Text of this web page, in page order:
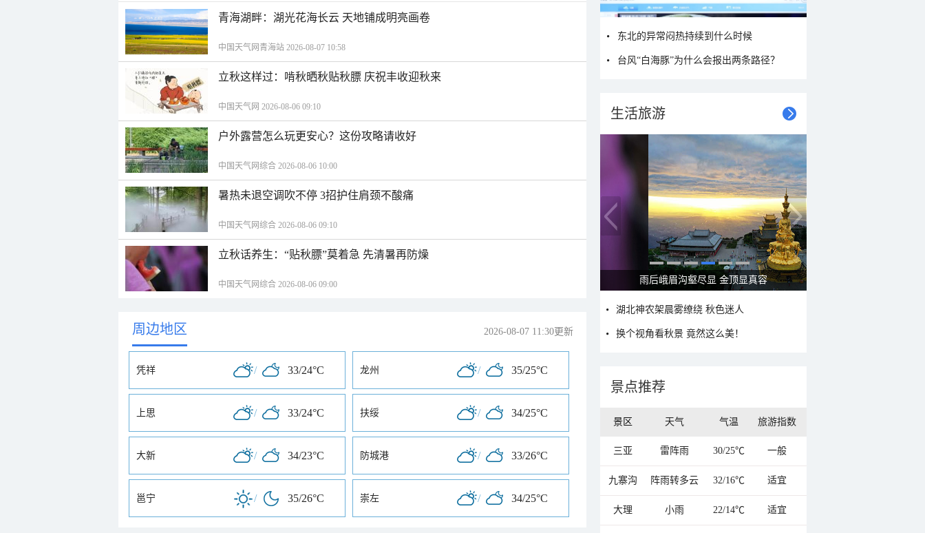
青海湖畔：湖光花海长云 天地铺成明亮画卷
中国天气网青海站 2026-08-07 10:58
立秋这样过：啃秋晒秋贴秋膘 庆祝丰收迎秋来
中国天气网 2026-08-06 09:10
户外露营怎么玩更安心？这份攻略请收好
中国天气网综合 2026-08-06 10:00
暑热未退空调吹不停 3招护住肩颈不酸痛
中国天气网综合 2026-08-06 09:10
立秋话养生：“贴秋膘”莫着急 先清暑再防燥
中国天气网综合 2026-08-06 09:00
周边地区 2026-08-07 11:30更新
凭祥 / 33/24°C 龙州 / 35/25°C
上思 / 33/24°C 扶绥 / 34/25°C
大新 / 34/23°C 防城港 / 33/26°C
邕宁 / 35/26°C 崇左 / 34/25°C
东北的异常闷热持续到什么时候
台风“白海豚”为什么会报出两条路径？
生活旅游
雨后峨眉沟壑尽显 金顶显真容
湖北神农架晨雾缭绕 秋色迷人
换个视角看秋景 竟然这么美！
景点推荐
景区 天气 气温 旅游指数
三亚 雷阵雨 30/25℃ 一般
九寨沟 阵雨转多云 32/16℃ 适宜
大理 小雨 22/14℃ 适宜